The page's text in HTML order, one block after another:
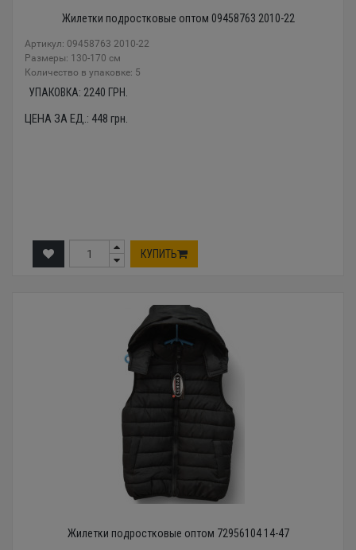
Жилетки подростковые оптом 09458763 2010-22
Артикул: 09458763 2010-22
Размеры: 130-170 см
Количество в упаковке: 5
УПАКОВКА: 2240 ГРН.
ЦЕНА ЗА ЕД.: 448 грн.
КУПИТЬ
Жилетки подростковые оптом 72956104 14-47